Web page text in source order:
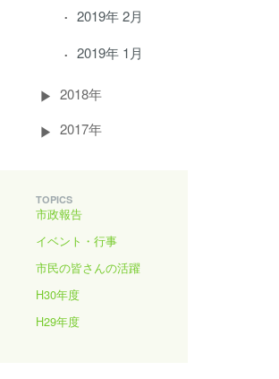
2019年 2月
2019年 1月
2018年
2017年
TOPICS
市政報告
イベント・行事
市民の皆さんの活躍
H30年度
H29年度